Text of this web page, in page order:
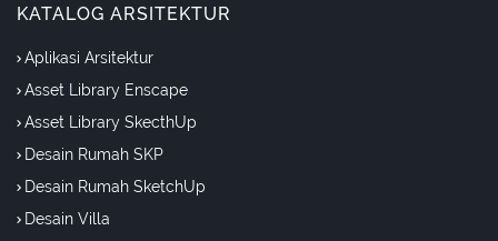
KATALOG ARSITEKTUR
Aplikasi Arsitektur
Asset Library Enscape
Asset Library SkecthUp
Desain Rumah SKP
Desain Rumah SketchUp
Desain Villa